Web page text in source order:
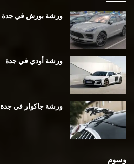
ورشة بورش في جدة
ورشة أودي في جدة
ورشة جاكوار في جدة
وسوم